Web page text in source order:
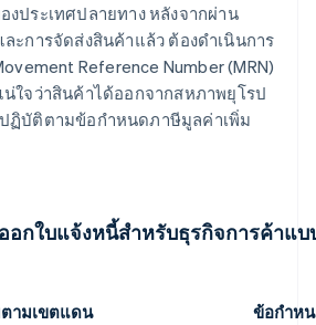
ประเทศปลายทาง หลังจากผ่าน
ะการจัดส่งสินค้าแล้ว ต้องดำเนินการ
Reference Number (MRN)
ใจว่าสินค้าได้ออกจากสหภาพยุโรป
ฏิบัติตามข้อกำหนดภาษีมูลค่าเพิ่ม
กใบแจ้งหนี้สำหรับธุรกิจการค้าแบ
ามเขตแดน
ข้อกำห